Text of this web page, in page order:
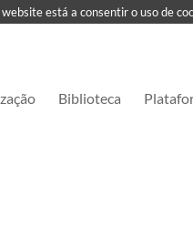
Biblioteca
está a consentir o uso de